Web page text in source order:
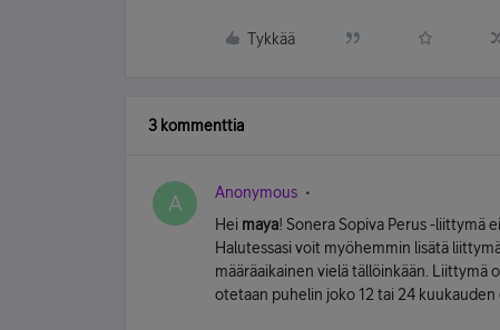
Tykkää
3 kommenttia
A Anonymous
Hei maya! Sonera Sopiva Perus -liittymä
Halutessasi voit myöhemmin lisätä
määräaikainen vielä tällöinkään. Liittymä
otetaan puhelin joko 12 tai 24 kuukauden